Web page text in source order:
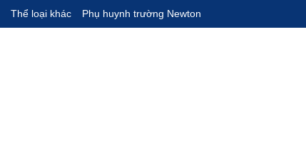
Thể loại khác Phụ huynh trường Newton